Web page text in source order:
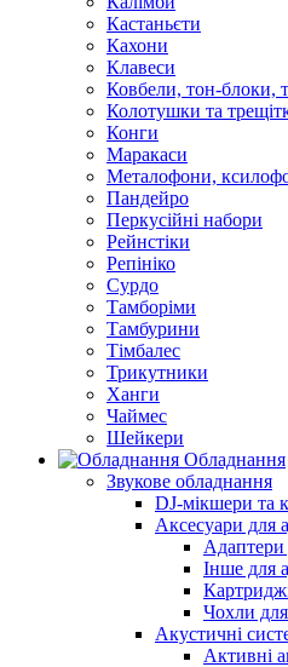
Кастаньєти
Кахони
Клавеси
Ковбели, тон-блоки,
Колотушки та
Конги
Маракаси
Металофони,
Пандейро
Перкусійні набори
Рейнстіки
Репініко
Сурдо
Тамборіми
Тамбурини
Тімбалес
Трикутники
Ханги
Чаймес
Шейкери
Обладнання
Звукове обладнання
DJ-мікшери та
Аксесуари для
Адаптери
Інше для
Чохли для
Акустичні
Активні